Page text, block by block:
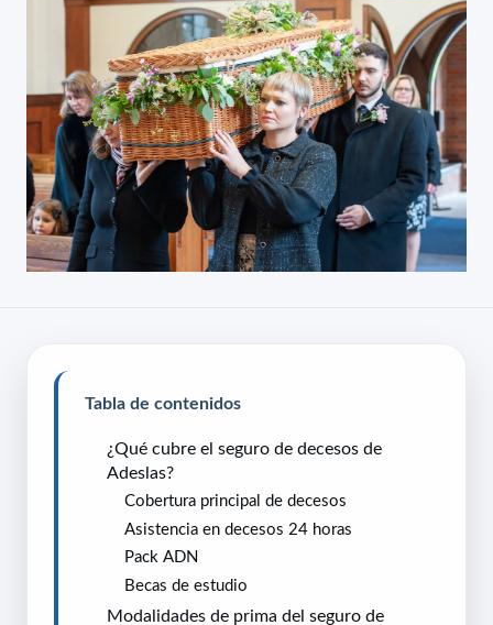
Tabla de contenidos
¿Qué cubre el seguro de decesos de
Adeslas?
Cobertura principal de decesos
Asistencia en decesos 24 horas
Pack ADN
Becas de estudio
Modalidades de prima del seguro de